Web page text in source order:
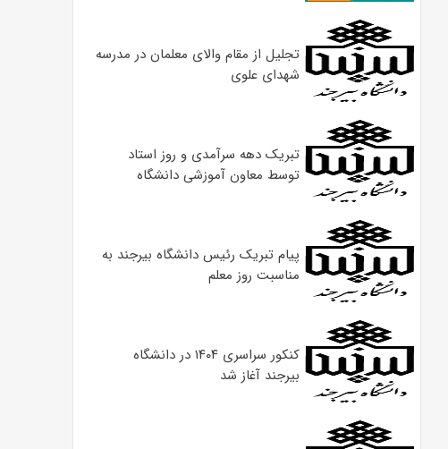
تجلیل از مقام والای معلمان در مدرسه
شهدای علوی
تبریک دهه سرآمدی و روز استاد
توسط معاون آموزشی دانشگاه
پیام تبریک رئیس دانشگاه بیرجند به
مناسبت روز معلم
کنکور سراسری ۱۴۰۴ در دانشگاه
بیرجند آغاز شد